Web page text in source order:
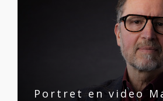
Portret en video